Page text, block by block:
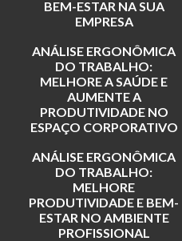
BEM-ESTAR NA SUA
EMPRESA
ANÁLISE ERGONÔMICA
DO TRABALHO:
MELHORE A SAÚDE E
AUMENTE A
PRODUTIVIDADE NO
ESPAÇO CORPORATIVO
ANÁLISE ERGONÔMICA
DO TRABALHO:
MELHORE
PRODUTIVIDADE E BEM-
ESTAR NO AMBIENTE
PROFISSIONAL